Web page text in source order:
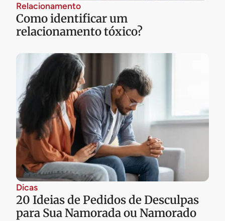
Relacionamento
Como identificar um
relacionamento tóxico?
Dicas
20 Ideias de Pedidos de Desculpas
para Sua Namorada ou Namorado